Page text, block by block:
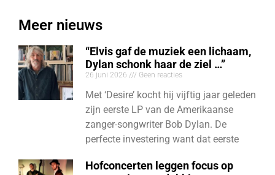
Meer nieuws
“Elvis gaf de muziek een lichaam,
Dylan schonk haar de ziel …”
26 juni 2026 Geen reacties
Met ‘Desire’ kocht hij vijftig jaar geleden
zijn eerste LP van de Amerikaanse
zanger-songwriter Bob Dylan. De
perfecte investering want dat eerste
Hofconcerten leggen focus op